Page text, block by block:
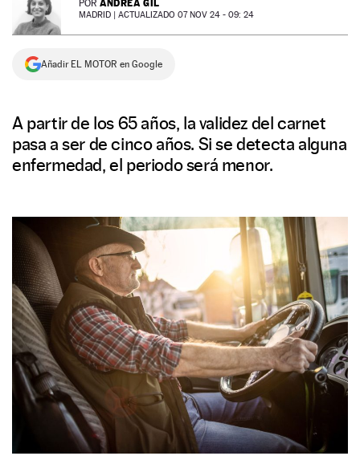
NEWSLETTER
SÍGUENOS
POR ANDREA GIL
MADRID | ACTUALIZADO 07 NOV 24 - 09: 24
Añadir EL MOTOR en Google
A partir de los 65 años, la validez del carnet
pasa a ser de cinco años. Si se detecta alguna
enfermedad, el periodo será menor.